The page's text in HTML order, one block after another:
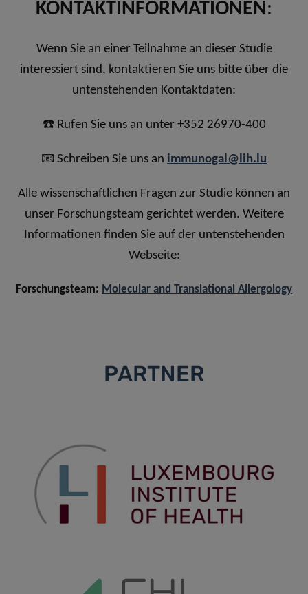
KONTAKTINFORMATIONEN:
Wenn Sie an einer Teilnahme an dieser Studie
interessiert sind, kontaktieren Sie uns bitte über die
untenstehenden Kontaktdaten:
☎️ Rufen Sie uns an unter +352 26970-400
📧 Schreiben Sie uns an immunogal@lih.lu
Alle wissenschaftlichen Fragen zur Studie können an
unser Forschungsteam gerichtet werden. Weitere
Informationen finden Sie auf der untenstehenden
Webseite:
Forschungsteam: Molecular and Translational Allergology
PARTNER